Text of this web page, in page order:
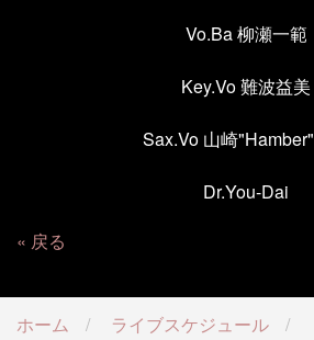
Vo.Ba柳瀬一範
Key.Vo難波益美
Sax.Vo 山崎"Hamber"
Dr.You-Dai
戻る
ホーム ライブスケジュール